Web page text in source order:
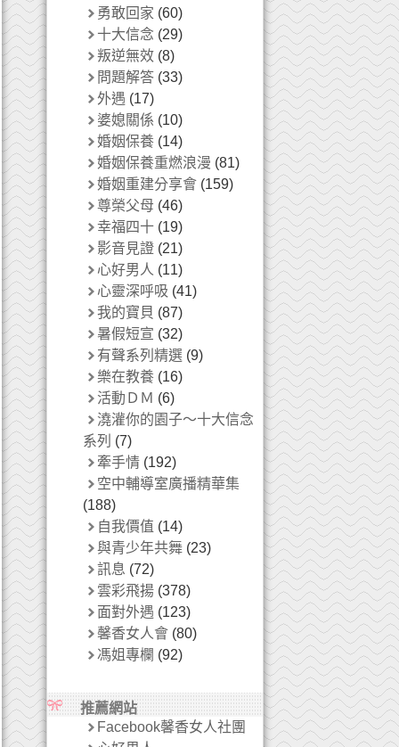
勇敢回家 (60)
十大信念 (29)
叛逆無效(8)
問題解答(33)
外遇 (17)
婆媳關係 (10)
婚姻保養(14)
婚姻保養重燃浪漫 (81)
婚姻重建分享會(159)
尊榮父母 (46)
幸福四十(19)
影音見證(21)
心好男人 (11)
心靈深呼吸 (41)
我的寶貝 (87)
暑假短宣 (32)
有聲系列精選(9)
樂在教養(16)
活動ＤＭ (6)
澆灌你的園子～十大信念
系列 (7)
牽手情(192)
空中輔導室廣播精華集
(188)
自我價值 (14)
與青少年共舞(23)
訊息 (72)
雲彩飛揚(378)
面對外遇 (123)
馨香女人會(80)
馮姐專欄 (92)
推薦網站
Facebook馨香女人社團